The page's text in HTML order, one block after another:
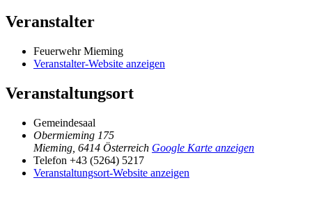
Veranstalter
Feuerwehr Mieming
Veranstalter-Website anzeigen
Veranstaltungsort
Gemeindesaal
Obermieming 175
Mieming 6414 Österreich Google Karte anzeigen
Telefon +43 (5264) 5217
Veranstaltungsort-Website anzeigen